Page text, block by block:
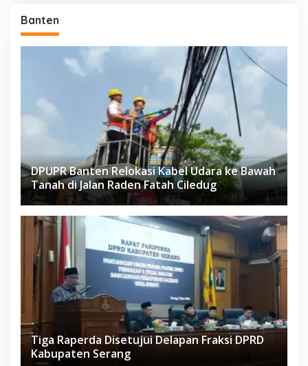
Banten
DPUPR Banten Relokasi Kabel Udara ke Bawah
Tanah di Jalan Raden Fatah Ciledug
Tiga Raperda Disetujui Delapan Fraksi DPRD
Kabupaten Serang